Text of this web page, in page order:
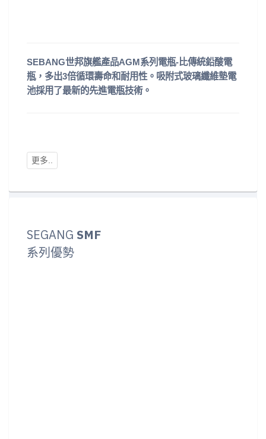
SEBANG世邦旗艦產品AGM系列電瓶-比傳統鉛酸電
瓶，多出3倍循環壽命和耐用性。吸附式玻璃纖維墊電
池採用了最新的先進電瓶技術。
SEGANG SMF
系列優勢